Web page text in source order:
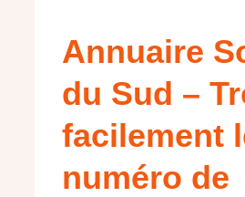
Annuaire
du Sud –
facilement
numéro de